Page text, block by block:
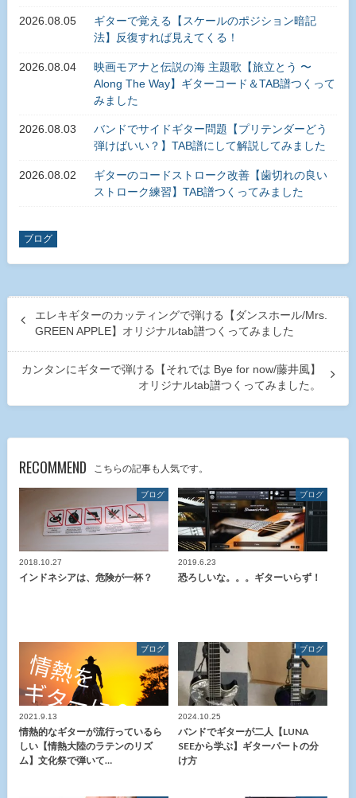
2026.08.05
ギターで覚える【スケールのポジション暗記
法】反復すれば見えてくる！
2026.08.04
映画モアナと伝説の海 主題歌【旅立とう 〜
Along The Way】ギターコード＆TAB譜つくって
みました
2026.08.03
バンドでサイドギター問題【プリテンダーどう
弾けばいい？】TAB譜にして解説してみました
2026.08.02
ギターのコードストローク改善【歯切れの良い
ストローク練習】TAB譜つくってみました
ブログ
エレキギターのカッティングで弾ける【ダンスホール/Mrs.
GREEN APPLE】オリジナルtab譜つくってみました
カンタンにギターで弾ける【それでは Bye for now/藤井風】
オリジナルtab譜つくってみました。
RECOMMEND こちらの記事も人気です。
ブログ
2018.10.27
インドネシアは、危険が一杯？
ブログ
2019.6.23
恐ろしいな。。。ギターいらず！
ブログ
2021.9.13
情熱的なギターが流行っているら
しい【情熱大陸のラテンのリズ
ム】文化祭で弾いて…
ブログ
2024.10.25
バンドでギターが二人【LUNA
SEEから学ぶ】ギターパートの分
け方